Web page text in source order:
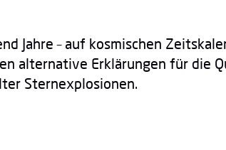
Jahre – auf kosmischen
alternative Erklärungen für die
Sternexplosionen.